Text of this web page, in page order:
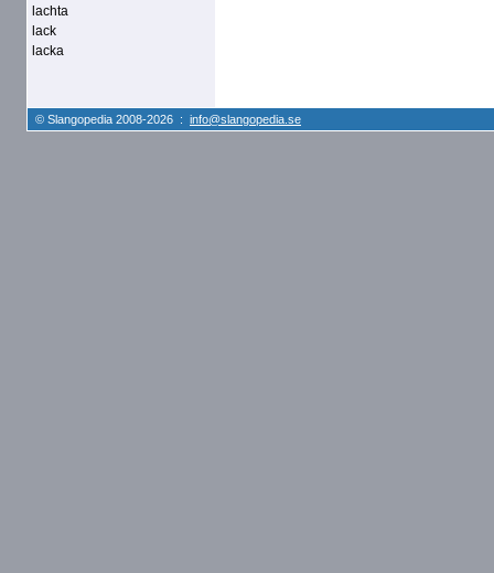
lachta
lack
lacka
© Slangopedia 2008-2026 : info@slangopedia.se